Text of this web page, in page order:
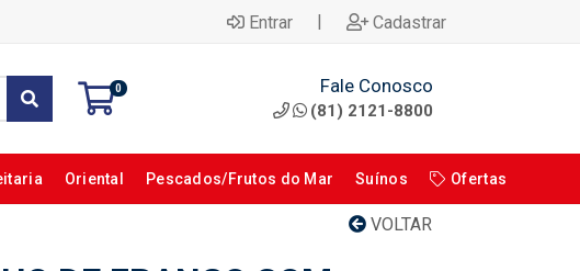
Entrar | Cadastrar
0 Fale Conosco
(81) 2121-8800
Oriental Pescados/Frutos do Mar Suínos Ofertas
VOLTAR